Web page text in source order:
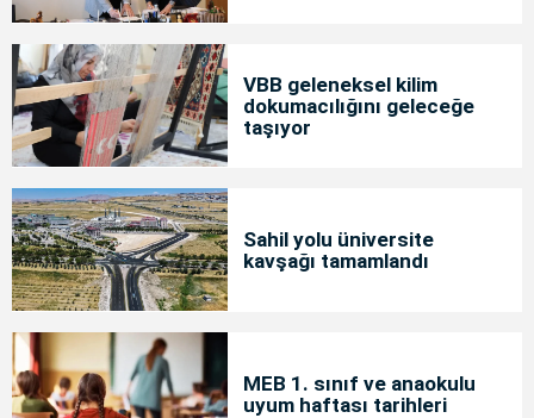
VBB geleneksel kilim
dokumacılığını geleceğe
taşıyor
Sahil yolu üniversite
kavşağı tamamlandı
MEB 1. sınıf ve anaokulu
uyum haftası tarihleri